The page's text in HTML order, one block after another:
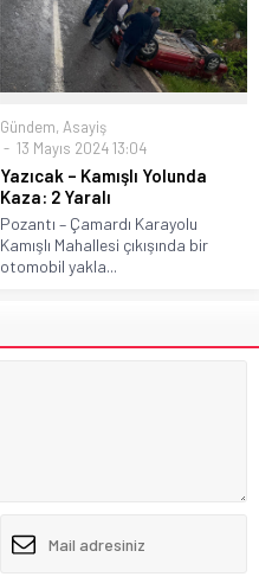
Gündem, Asayiş
13 Mayıs 2024 13:04
Yazıcak – Kamışlı Yolunda
Kaza: 2 Yaralı
Pozantı – Çamardı Karayolu
Kamışlı Mahallesi çıkışında bir
otomobil yakla...